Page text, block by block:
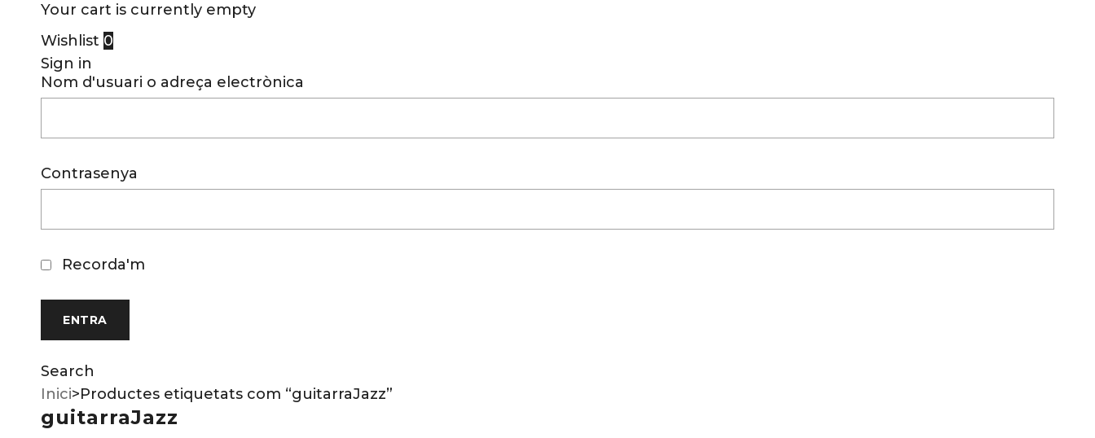
Your cart is currently empty
Wishlist 0
Sign in
Nom d'usuari o adreça electrònica
Contrasenya
Recorda'm
Search
Inici>Productes etiquetats com “guitarraJazz”
guitarraJazz